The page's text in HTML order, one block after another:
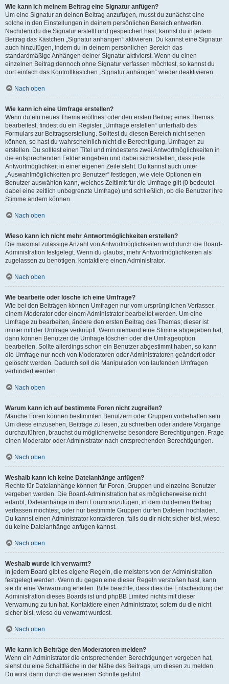
Wie kann ich meinem Beitrag eine Signatur anfügen?
Um eine Signatur an deinen Beitrag anzufügen, musst du zunächst eine
solche in den Einstellungen in deinem persönlichen Bereich entwerfen.
Nachdem du die Signatur erstellt und gespeichert hast, kannst du in jedem
Beitrag das Kästchen „Signatur anhängen“ aktivieren. Du kannst eine Signatur
auch hinzufügen, indem du in deinem persönlichen Bereich das
standardmäßige Anhängen deiner Signatur aktivierst. Wenn du einen
einzelnen Beitrag dennoch ohne Signatur verfassen möchtest, so kannst du
dort einfach das Kontrollkästchen „Signatur anhängen“ wieder deaktivieren.
Nach oben
Wie kann ich eine Umfrage erstellen?
Wenn du ein neues Thema eröffnest oder den ersten Beitrag eines Themas
bearbeitest, findest du ein Register „Umfrage erstellen“ unterhalb des
Formulars zur Beitragserstellung. Solltest du diesen Bereich nicht sehen
können, so hast du wahrscheinlich nicht die Berechtigung, Umfragen zu
erstellen. Du solltest einen Titel und mindestens zwei Antwortmöglichkeiten in
die entsprechenden Felder eingeben und dabei sicherstellen, dass jede
Antwortmöglichkeit in einer eigenen Zeile steht. Du kannst auch unter
„Auswahlmöglichkeiten pro Benutzer“ festlegen, wie viele Optionen ein
Benutzer auswählen kann, welches Zeitlimit für die Umfrage gilt (0 bedeutet
dabei eine zeitlich unbegrenzte Umfrage) und schließlich, ob die Benutzer ihre
Stimme ändern können.
Nach oben
Wieso kann ich nicht mehr Antwortmöglichkeiten erstellen?
Die maximal zulässige Anzahl von Antwortmöglichkeiten wird durch die Board-
Administration festgelegt. Wenn du glaubst, mehr Antwortmöglichkeiten als
zugelassen zu benötigen, kontaktiere einen Administrator.
Nach oben
Wie bearbeite oder lösche ich eine Umfrage?
Wie bei den Beiträgen können Umfragen nur vom ursprünglichen Verfasser,
einem Moderator oder einem Administrator bearbeitet werden. Um eine
Umfrage zu bearbeiten, ändere den ersten Beitrag des Themas; dieser ist
immer mit der Umfrage verknüpft. Wenn niemand eine Stimme abgegeben hat,
dann können Benutzer die Umfrage löschen oder die Umfrageoption
bearbeiten. Sollte allerdings schon ein Benutzer abgestimmt haben, so kann
die Umfrage nur noch von Moderatoren oder Administratoren geändert oder
gelöscht werden. Dadurch soll die Manipulation von laufenden Umfragen
verhindert werden.
Nach oben
Warum kann ich auf bestimmte Foren nicht zugreifen?
Manche Foren können bestimmten Benutzern oder Gruppen vorbehalten sein.
Um diese einzusehen, Beiträge zu lesen, zu schreiben oder andere Vorgänge
durchzuführen, brauchst du möglicherweise besondere Berechtigungen. Frage
einen Moderator oder Administrator nach entsprechenden Berechtigungen.
Nach oben
Weshalb kann ich keine Dateianhänge anfügen?
Rechte für Dateianhänge können für Foren, Gruppen und einzelne Benutzer
vergeben werden. Die Board-Administration hat es möglicherweise nicht
erlaubt, Dateianhänge in dem Forum anzufügen, in dem du deinen Beitrag
verfassen möchtest, oder nur bestimmte Gruppen dürfen Dateien hochladen.
Du kannst einen Administrator kontaktieren, falls du dir nicht sicher bist, wieso
du keine Dateianhänge anfügen kannst.
Nach oben
Weshalb wurde ich verwarnt?
In jedem Board gibt es eigene Regeln, die meistens von der Administration
festgelegt werden. Wenn du gegen eine dieser Regeln verstoßen hast, kann
sie dir eine Verwarnung erteilen. Bitte beachte, dass dies die Entscheidung der
Administration dieses Boards ist und phpBB Limited nichts mit dieser
Verwarnung zu tun hat. Kontaktiere einen Administrator, sofern du die nicht
sicher bist, wieso du verwarnt wurdest.
Nach oben
Wie kann ich Beiträge den Moderatoren melden?
Wenn ein Administrator die entsprechenden Berechtigungen vergeben hat,
siehst du eine Schaltfläche in der Nähe des Beitrags, um diesen zu melden.
Du wirst dann durch die weiteren Schritte geführt.